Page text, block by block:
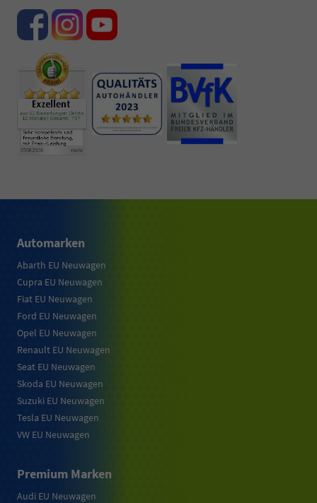
Automarken
Abarth EU Neuwagen
Cupra EU Neuwagen
Fiat EU Neuwagen
Ford EU Neuwagen
Opel EU Neuwagen
Renault EU Neuwagen
Seat EU Neuwagen
Skoda EU Neuwagen
Suzuki EU Neuwagen
Tesla EU Neuwagen
VW EU Neuwagen
Premium Marken
Audi EU Neuwagen